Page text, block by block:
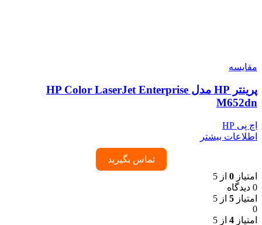
مقایسه
پرینتر HP مدل HP Color LaserJet Enterprise
M652dn
اچ پی HP
اطلاعات بیشتر
تماس بگیرید
امتیاز 0 از 5
0 دیدگاه
امتیاز 5 از 5
0
امتیاز 4 از 5